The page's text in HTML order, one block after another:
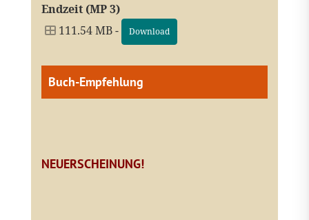
Endzeit (MP 3)
111.54 MB -
Download
Buch-Empfehlung
NEUERSCHEINUNG!